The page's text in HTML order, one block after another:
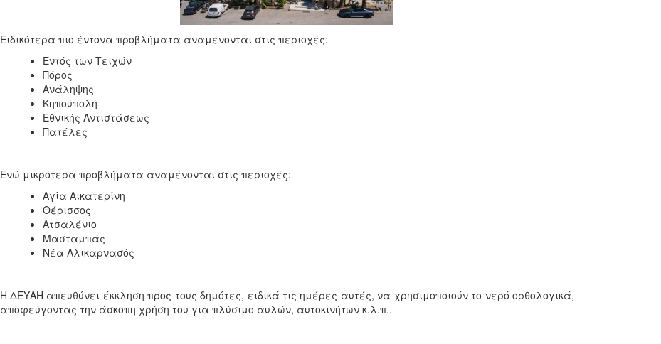
Ειδικότερα πιο έντονα προβλήματα αναμένονται στις περιοχές:
Εντός των Τειχών
Πόρος
Ανάληψης
Κηπούπολή
Εθνικής Αντιστάσεως
Πατέλες
Ενώ μικρότερα προβλήματα αναμένονται στις περιοχές:
Αγία Αικατερίνη
Θέρισσος
Ατσαλένιο
Μασταμπάς
Νέα Αλικαρνασός
Η ΔΕΥΑΗ απευθύνει έκκληση προς τους δημότες, ειδικά τις ημέρες αυτές, να χρησιμοποιούν το νερό ορθολογικά,
αποφεύγοντας την άσκοπη χρήση του για πλύσιμο αυλών, αυτοκινήτων κ.λ.π..